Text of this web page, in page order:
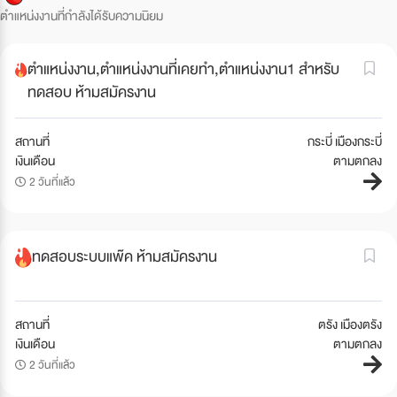
ตำแหน่งงานที่กำลังได้รับความนิยม
ตำแหน่งงาน,ตำแหน่งงานที่เคยทำ,ตำแหน่งงาน1 สำหรับ
ทดสอบ ห้ามสมัครงาน
สถานที่
กระบี่ เมืองกระบี่
เงินเดือน
ตามตกลง
2 วันที่แล้ว
ทดสอบระบบแพ๊ค ห้ามสมัครงาน
สถานที่
ตรัง เมืองตรัง
เงินเดือน
ตามตกลง
2 วันที่แล้ว